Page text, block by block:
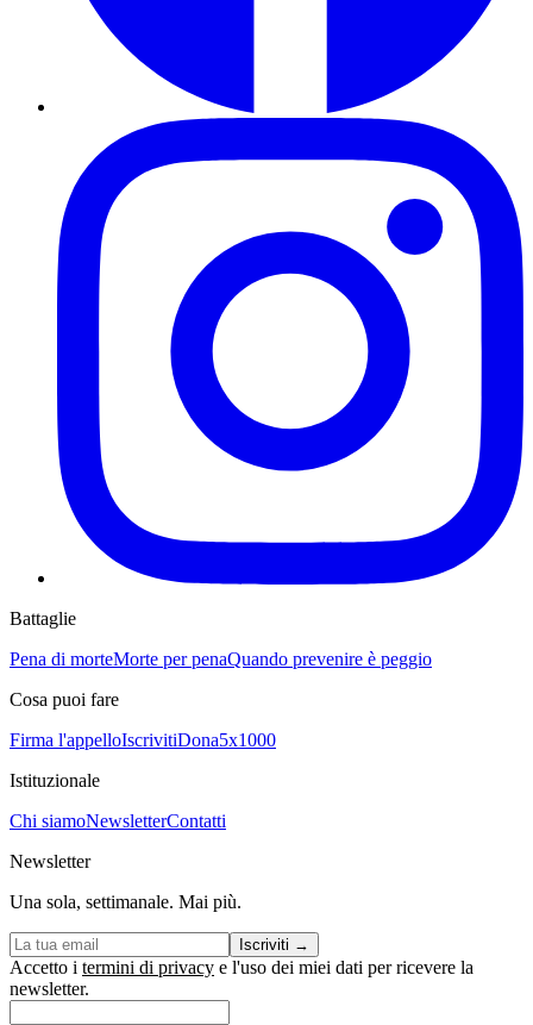
Battaglie
Pena di morteMorte per penaQuando prevenire è peggio
Cosa puoi fare
Firma l'appelloIscrivitiDona5x1000
Istituzionale
Chi siamoNewsletterContatti
Newsletter
Una sola, settimanale. Mai più.
Iscriviti →
Accetto i termini di privacy e l'uso dei miei dati per ricevere la
newsletter.